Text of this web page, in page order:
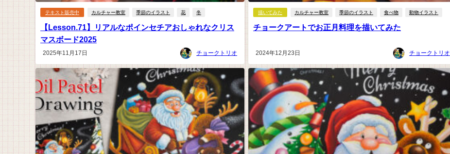
テキスト販売中 カルチャー教室 季節のイラスト 花 冬
【Lesson.71】リアルなポインセチアおしゃれなクリス
マスボード2025
2025年11月17日 チョークトリオ
描いてみた カルチャー教室 季節のイラスト 食べ物 動物イラスト
チョークアートでお正月料理を描いてみた
2024年12月23日 チョークトリオ